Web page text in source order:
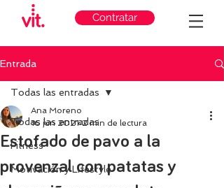
Contratar
Entrada
Todas las entradas
Fitness
Motivación y Lifestyle
Todas las entradas
Estofado de pavo a la
provenzal con patatas y
Ana Moreno
16 jun 2021 2 min de lectura